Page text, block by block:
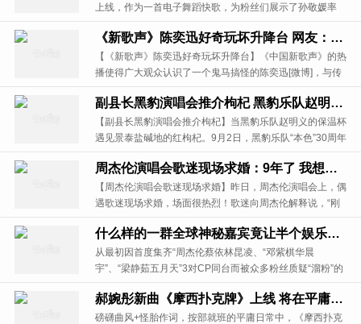
上线，作为一首电子舞蹈快歌，为粉丝们展示了孙敬媛率
《新歌声》陈奕迅好奇玩坏升降台 网友：仿佛在看少儿节目
【《新歌声》陈奕迅好奇玩坏升降台】《中国新歌声》的热
播使得广大观众认识了一个鬼马搞怪的陈奕迅[微博]，与传
注，网友亲切地称呼他为“多动症导师”。
副县长黑豹演唱会推介枸杞 黑豹乐队赵明义的保温杯遇见景泰盐碱地的红枸杞
【副县长黑豹演唱会推介枸杞】当黑豹乐队赵明义的保温杯
遇见景泰盐碱地的红枸杞。9月2日，黑豹乐队“本色”30周年
带着盐碱地的红枸杞也来到了演唱会现场。
周杰伦演唱会歌迷现场求婚：9年了 我想和你走下去
【周杰伦演唱会歌迷现场求婚】昨日，周杰伦演唱会上，偶
遇歌迷现场求婚，场面很热烈！歌迷向周杰伦解释说，“刚
现在，9年了！”
什么样的一群全球神秘嘉宾竟让半个娱乐圈巨星为他们站台？
从最初因首度集齐“周杰伦蔡依林昆凌、“邓紫棋华晨
宇”、“梁静茹五月天”3对CP同台而被众多粉丝质疑“溜粉”的
目，但随着官方发布海报，该活动真实性得到实锤。据悉，
即将于9月1日晚在优酷平台播出。
郝婉彤新曲《摩西扑克牌》上线 将在平庸日常中窥见灵魂的卑鄙
磅礴曲风+怪胎作词，按部就班的平庸日常中，《摩西扑克